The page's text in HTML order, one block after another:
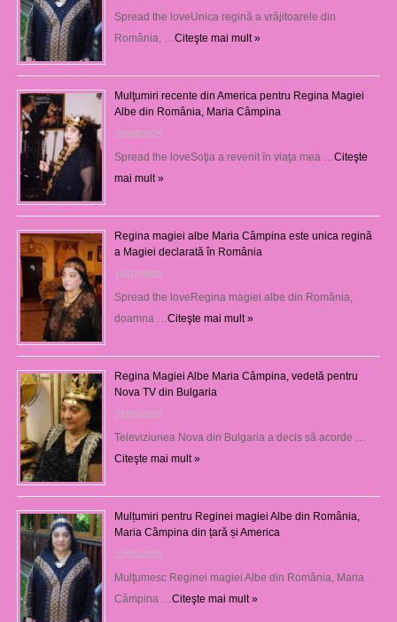
Spread the loveUnica regină a vrăjitoarele din
România, …Citeşte mai mult »
Mulţumiri recente din America pentru Regina Magiei
Albe din România, Maria Câmpina
23/08/2025
Spread the loveSoţia a revenit în viaţa mea …Citeşte
mai mult »
Regina magiei albe Maria Câmpina este unica regină
a Magiei declarată în România
16/07/2025
Spread the loveRegina magiei albe din România,
doamna …Citeşte mai mult »
Regina Magiei Albe Maria Câmpina, vedetă pentru
Nova TV din Bulgaria
23/05/2025
Televiziunea Nova din Bulgaria a decis să acorde …
Citeşte mai mult »
Mulțumiri pentru Reginei magiei Albe din România,
Maria Câmpina din țară și America
22/05/2025
Mulţumesc Reginei magiei Albe din România, Maria
Câmpina …Citeşte mai mult »